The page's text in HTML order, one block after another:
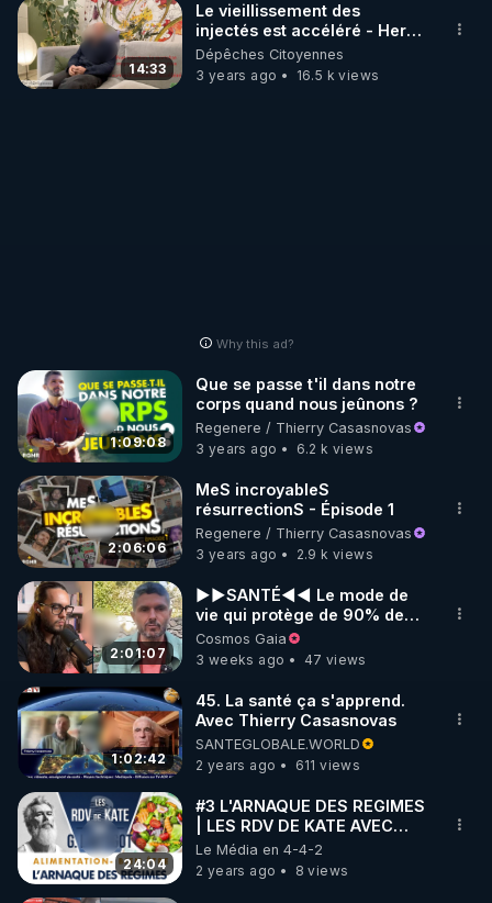
longtemps.
14:33
Le vieillissement des
injectés est accéléré - Hervé
Seligmann
Dépêches Citoyennes
3 years ago
16.5 k views
Why this ad?
1:09:08
Que se passe t'il dans notre
corps quand nous jeûnons ?
Regenere / Thierry Casasnovas
3 years ago
6.2 k views
2:06:06
MeS incroyableS
résurrectionS - Épisode 1
Regenere / Thierry Casasnovas
3 years ago
2.9 k views
2:01:07
►►SANTÉ◄◄ Le mode de
vie qui protège de 90% des
maladies ► Le Naturopathe
Censuré (T. Casasnovas)
Cosmos Gaia
3 weeks ago
47 views
1:02:42
45. La santé ça s'apprend.
Avec Thierry Casasnovas
SANTEGLOBALE.WORLD
2 years ago
611 views
24:04
#3 L'ARNAQUE DES REGIMES
| LES RDV DE KATE AVEC
GILLES LARTIGOT -
ALIMENTATION BIEN-ÊTRE
Le Média en 4-4-2
2 years ago
8 views